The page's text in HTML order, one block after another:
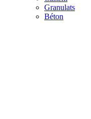
Granulats
Béton